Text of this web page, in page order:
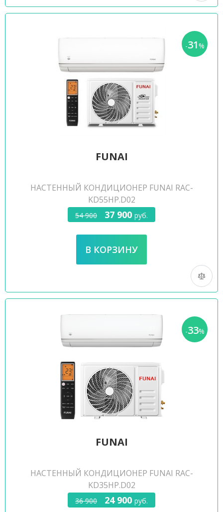
-31%
FUNAI
НАСТЕННЫЙ КОНДИЦИОНЕР FUNAI RAC-
KD55HP.D02
54 900 37 900 руб.
-33%
FUNAI
НАСТЕННЫЙ КОНДИЦИОНЕР FUNAI RAC-
KD35HP.D02
36 900 24 900 руб.